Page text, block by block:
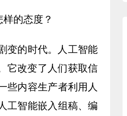
的态度？
的时代。人工智能
它改变了人们获取信
些内容生产者利用人
工智能嵌入组稿、编